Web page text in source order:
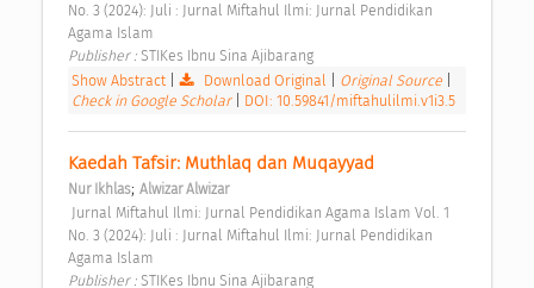
No. 3 (2024): Juli : Jurnal Miftahul Ilmi: Jurnal Pendidikan
Agama Islam
Publisher : STIKes Ibnu Sina Ajibarang
Show Abstract| Download Original Original Source
Check in Google Scholar
DOI: 10.59841/miftahulilmi.v1i3.5
Kaedah Tafsir: Muthlaq dan Muqayyad
Nur Ikhlas; Alwizar Alwizar
No. 3 (2024): Juli : Jurnal Miftahul Ilmi: Jurnal Pendidikan
Agama Islam
Publisher : STIKes Ibnu Sina Ajibarang